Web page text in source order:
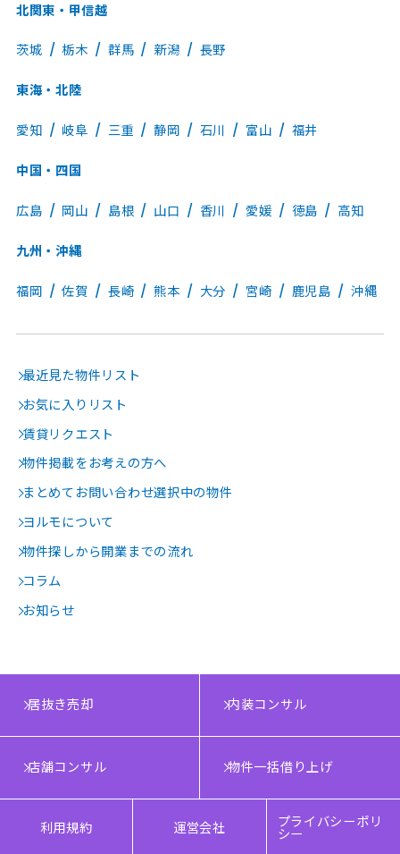
北関東・甲信越
茨城 栃木 群馬 新潟 長野
東海・北陸
愛知 岐阜 三重 静岡 石川 富山 福井
中国・四国
広島 岡山 島根 山口 香川 愛媛 徳島 高知
九州・沖縄
福岡 佐賀 長崎 熊本 大分 宮崎 鹿児島 沖縄
最近見た物件リスト
お気に入りリスト
賃貸リクエスト
物件掲載をお考えの方へ
まとめてお問い合わせ選択中の物件
ヨルモについて
物件探しから開業までの流れ
コラム
お知らせ
居抜き売却 内装コンサル
店舗コンサル 物件一括借り上げ
利用規約 運営会社 プライバシーポリ
シー